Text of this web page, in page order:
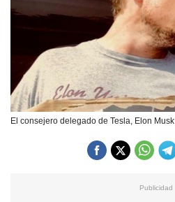
El consejero delegado de Tesla, Elon Musk